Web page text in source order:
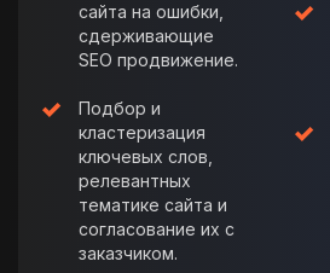
сайта на ошибки,
сдерживающие
SEO продвижение.
Подбор и
кластеризация
ключевых слов,
релевантных
тематике сайта и
согласование их с
заказчиком.